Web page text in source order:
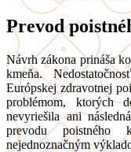
Prevod
Návrh zákona prináša
kmeňa.
Európskej zdravotnej
problémom, ktorých
nevyriešila ani
prevodu poistného
nejednoznačným